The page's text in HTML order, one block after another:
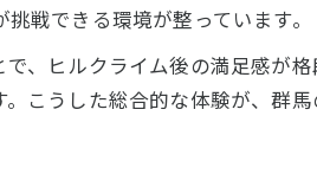
戦できる環境が整っています。
、ヒルクライム後の満足感が
こうした総合的な体験が、群